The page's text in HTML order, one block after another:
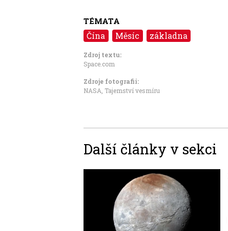
TÉMATA
Čína Měsíc základna
Zdroj textu:
Space.com
Zdroje fotografii:
NASA, Tajemství vesmíru
Další články v sekci